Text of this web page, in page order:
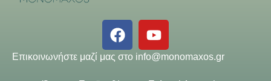
Επικοινωνήστε μαζί μας στο info@monomaxos.gr